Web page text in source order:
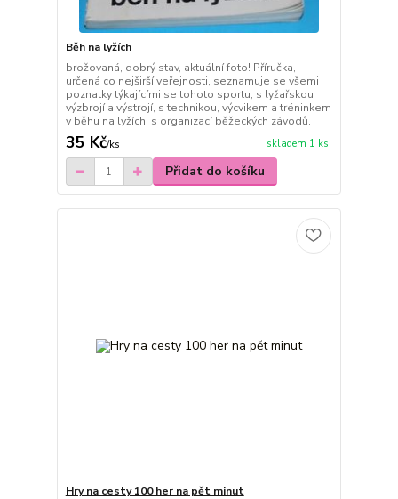
Běh na lyžích
brožovaná, dobrý stav, aktuální foto! Příručka,
určená co nejširší veřejnosti, seznamuje se všemi
poznatky týkajícími se tohoto sportu, s lyžařskou
výzbrojí a výstrojí, s technikou, výcvikem a tréninkem
v běhu na lyžích, s organizací běžeckých závodů.
35 Kč/ks skladem 1 ks
Přidat do košíku
Hry na cesty 100 her na pět minut